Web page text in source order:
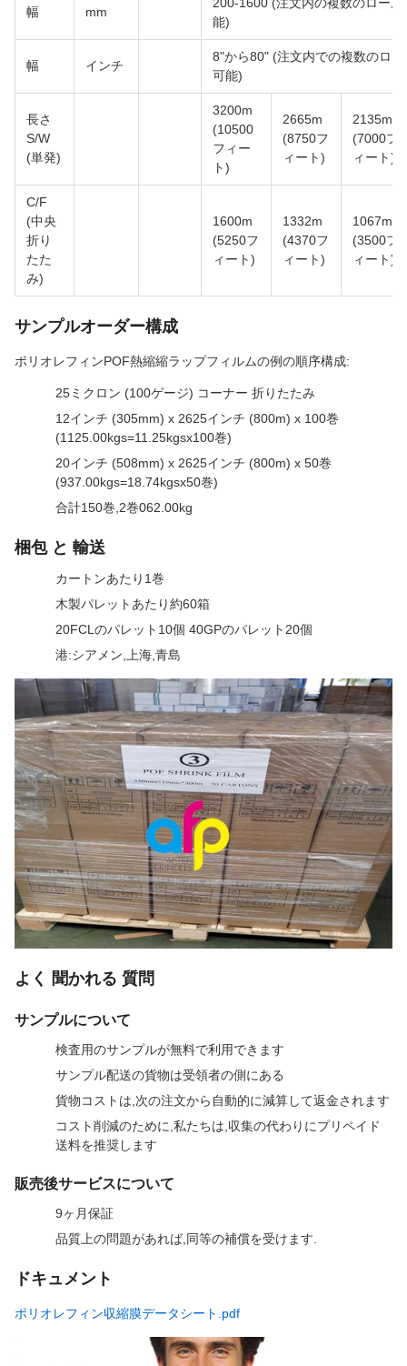
幅 mm
能)
幅 インチ
8"から80" (注文内での複数のロ
可能)
長さ
S/W
(単発)
3200m
(10500
フィー
ト)
2665m
(8750フ
ィート)
2135m
(7000フ
ィート)
C/F
(中央
折り
たた
み)
1600m
(5250フ
ィート)
1332m
(4370フ
ィート)
1067m
(3500フ
ィート)
サンプルオーダー構成
ポリオレフィンPOF熱縮縮ラップフィルムの例の順序構成:
25ミクロン (100ゲージ) コーナー 折りたたみ
12インチ (305mm) x 2625インチ (800m) x 100巻
(1125.00kgs=11.25kgsx100巻)
20インチ (508mm) x 2625インチ (800m) x 50巻
(937.00kgs=18.74kgsx50巻)
合計150巻,2巻062.00kg
梱包 と 輸送
カートンあたり1巻
木製パレットあたり約60箱
20FCLのパレット10個 40GPのパレット20個
港:シアメン,上海,青島
よく 聞かれる 質問
サンプルについて
検査用のサンプルが無料で利用できます
サンプル配送の貨物は受領者の側にある
貨物コストは,次の注文から自動的に減算して返金されます
コスト削減のために,私たちは,収集の代わりにプリペイド
送料を推奨します
販売後サービスについて
9ヶ月保証
品質上の問題があれば,同等の補償を受けます.
ドキュメント
ポリオレフィン収縮膜データシート.pdf